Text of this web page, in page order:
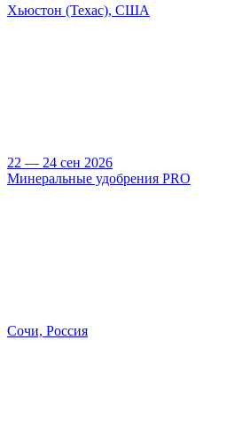
Хьюстон (Техас), США
22 — 24 сен 2026
Минеральные удобрения PRO
Сочи, Россия